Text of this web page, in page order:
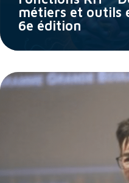
métiers et outils
6e édition